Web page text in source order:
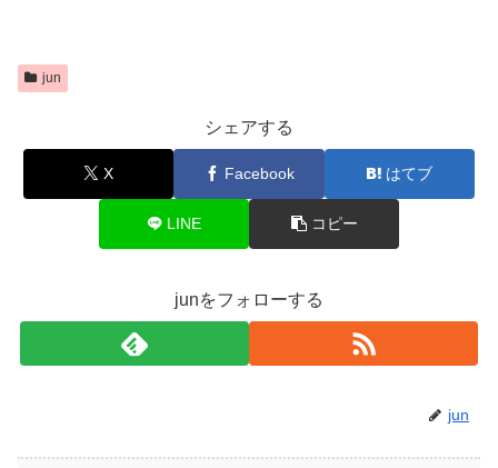
jun
シェアする
X Facebook はてブ
LINE コピー
junをフォローする
jun